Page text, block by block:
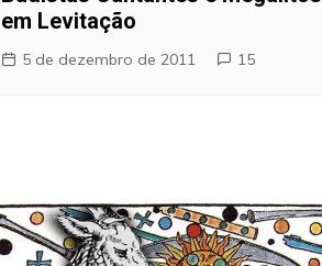
em Levitação
5 de dezembro de 2011 15